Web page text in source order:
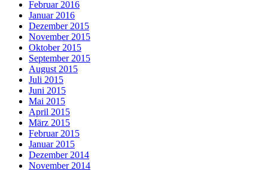
Februar 2016
Januar 2016
Dezember 2015
November 2015
Oktober 2015
September 2015
August 2015
Juli 2015
Juni 2015
Mai 2015
April 2015
März 2015
Februar 2015
Januar 2015
Dezember 2014
November 2014